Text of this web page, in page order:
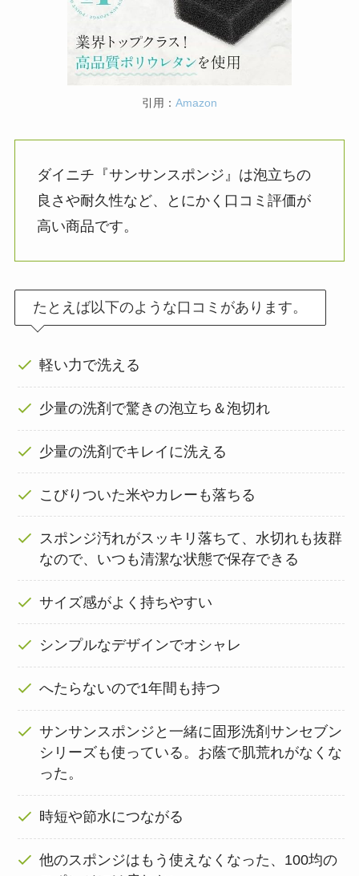
引用： Amazon
ダイニチ『サンサンスポンジ』は泡立ちの
良さや耐久性など、とにかく口コミ評価が
高い商品です。
たとえば以下のような口コミがあります。
軽い力で洗える
少量の洗剤で驚きの泡立ち＆泡切れ
少量の洗剤でキレイに洗える
こびりついた米やカレーも落ちる
スポンジ汚れがスッキリ落ちて、水切れも抜群
なので、いつも清潔な状態で保存できる
サイズ感がよく持ちやすい
シンプルなデザインでオシャレ
へたらないので1年間も持つ
サンサンスポンジと一緒に固形洗剤サンセブン
シリーズも使っている。お蔭で肌荒れがなくな
った。
時短や節水につながる
他のスポンジはもう使えなくなった、100均の